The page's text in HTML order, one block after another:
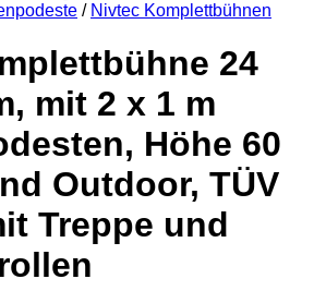
/ Nivtec Komplettbühnen
24
mit 2 x 1 m
Höhe 60
Outdoor, TÜV
Treppe und